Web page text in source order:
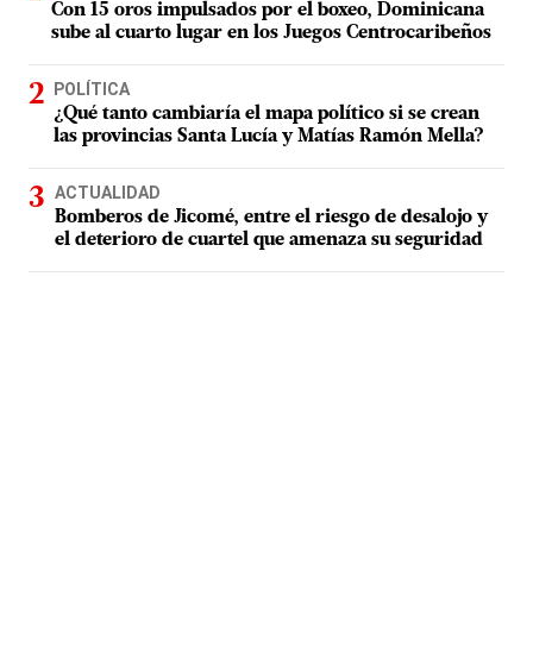
Con 15 oros impulsados por el boxeo, Dominicana
sube al cuarto lugar en los Juegos Centrocaribeños
POLÍTICA
¿Qué tanto cambiaría el mapa político si se crean
las provincias Santa Lucía y Matías Ramón Mella?
ACTUALIDAD
Bomberos de Jicomé, entre el riesgo de desalojo y
el deterioro de cuartel que amenaza su seguridad